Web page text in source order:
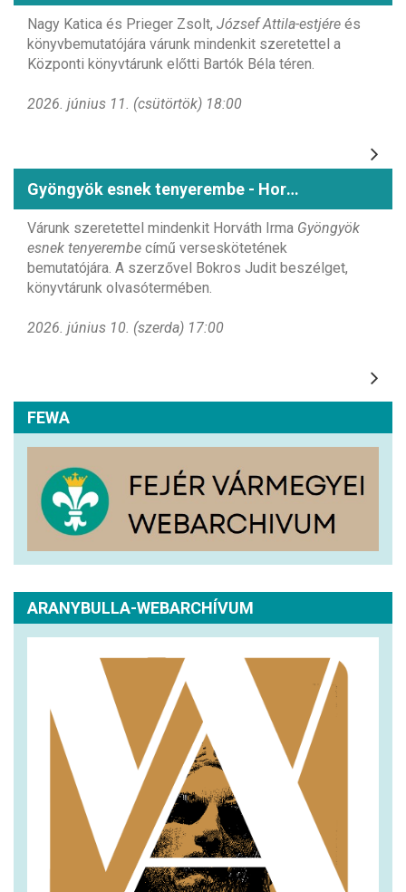
Nagy Katica és Prieger Zsolt, József Attila-estjére és
könyvbemutatójára várunk mindenkit szeretettel a
Központi könyvtárunk előtti Bartók Béla téren.
2026. június 11. (csütörtök) 18:00
Gyöngyök esnek tenyerembe - Horváth Irma könyvbemutatója
Várunk szeretettel mindenkit Horváth Irma Gyöngyök
esnek tenyerembe című verseskötetének
bemutatójára. A szerzővel Bokros Judit beszélget,
könyvtárunk olvasótermében.
2026. június 10. (szerda) 17:00
FEWA
ARANYBULLA-WEBARCHÍVUM